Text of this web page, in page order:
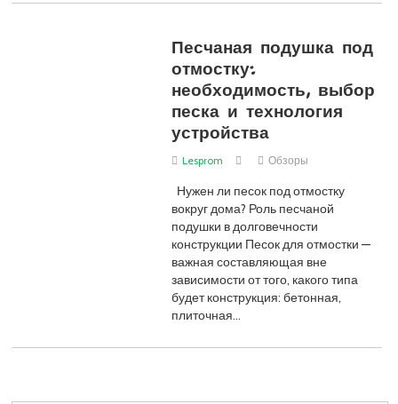
Песчаная подушка под
отмостку:
необходимость, выбор
песка и технология
устройства
Lesprom Обзоры
Нужен ли песок под отмостку
вокруг дома? Роль песчаной
подушки в долговечности
конструкции Песок для отмостки —
важная составляющая вне
зависимости от того, какого типа
будет конструкция: бетонная,
плиточная…